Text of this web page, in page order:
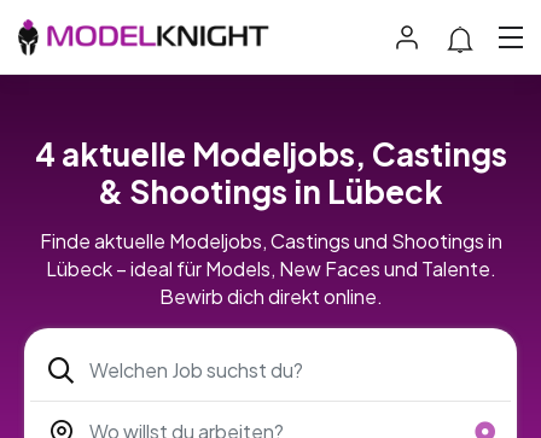
4 aktuelle Modeljobs, Castings
& Shootings in Lübeck
Finde aktuelle Modeljobs, Castings und Shootings in
Lübeck – ideal für Models, New Faces und Talente.
Bewirb dich direkt online.